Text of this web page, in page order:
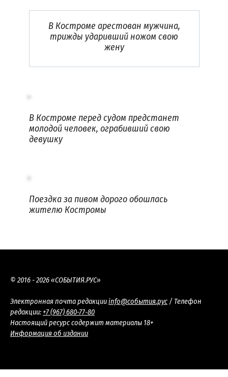
В Костроме арестован мужчина,
трижды ударивший ножом свою
жену
В Костроме перед судом предстанет
молодой человек, ограбивший свою
девушку
Поездка за пивом дорого обошлась
жителю Костромы
© 2016 - 2026 «СОБЫТИЯ.РУС»
Электронная почта редакцииinfo@события.рус/ Телефон
редакции: +7 (967) 680-77-80
Настоящий ресурс содержит материалы 18+
Информация об издании